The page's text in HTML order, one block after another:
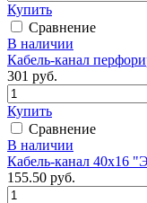
Купить
Сравнение
В наличии
Кабель-канал
301 руб.
Купить
Сравнение
В наличии
Кабель-канал 40х16
155.50 руб.